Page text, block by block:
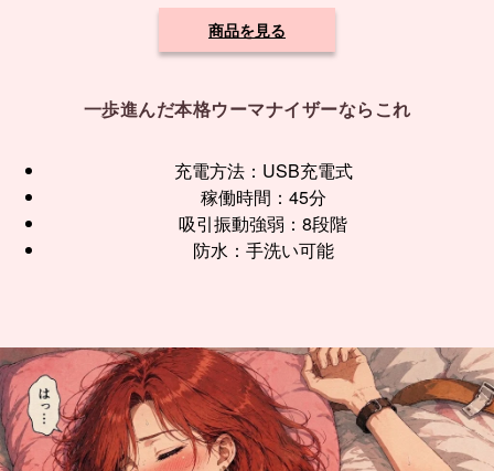
商品を見る
一歩進んだ本格ウーマナイザーならこれ
充電方法：USB充電式
稼働時間：45分
吸引振動強弱：8段階
防水：手洗い可能